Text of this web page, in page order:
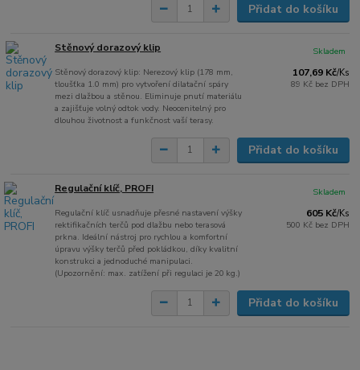
Přidat do košíku
Stěnový dorazový klip
Stěnový dorazový klip: Nerezový klip (178 mm,
tloušťka 1.0 mm) pro vytvoření dilatační spáry
mezi dlažbou a stěnou. Eliminuje pnutí materiálu
a zajišťuje volný odtok vody. Neocenitelný pro
dlouhou životnost a funkčnost vaší terasy.
107,69 Kč/Ks
89 Kč bez DPH
Skladem
Přidat do košíku
Regulační klíč, PROFI
Regulační klíč usnadňuje přesné nastavení výšky
rektifikačních terčů pod dlažbu nebo terasová
prkna. Ideální nástroj pro rychlou a komfortní
úpravu výšky terčů před pokládkou, díky kvalitní
konstrukci a jednoduché manipulaci.
(Upozornění: max. zatížení při regulaci je 20 kg.)
605 Kč/Ks
500 Kč bez DPH
Skladem
Přidat do košíku